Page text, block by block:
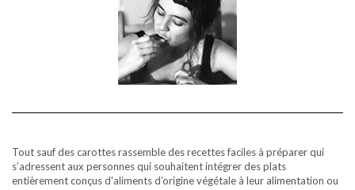
Tout sauf des carottes rassemble des recettes faciles à préparer qui
s’adressent aux personnes qui souhaitent intégrer des plats
entièrement conçus d'aliments d’origine végétale à leur alimentation ou